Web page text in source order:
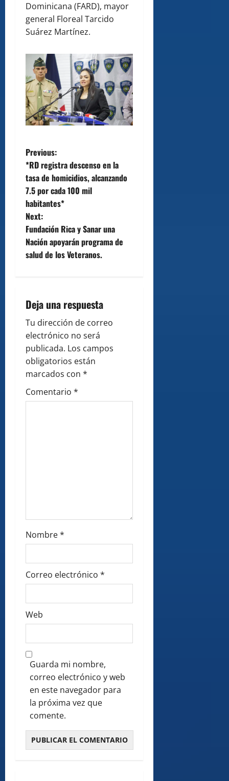
Dominicana (FARD), mayor
general Floreal Tarcido
Suárez Martínez.
P
o
s
t
n
a
i
g
a
t
i
Previous:
*RD registra descenso en la
tasa de homicidios, alcanzando
7.5 por cada 100 mil
habitantes*
Next:
Fundación Rica y Sanar una
Nación apoyarán programa de
salud de los Veteranos.
Deja una respuesta
Tu dirección de correo
electrónico no será
publicada. Los campos
obligatorios están
marcados con *
Comentario *
Nombre*
Correo electrónico *
Web
Guarda mi nombre,
correo electrónico y web
en este navegador para
la próxima vez que
comente.